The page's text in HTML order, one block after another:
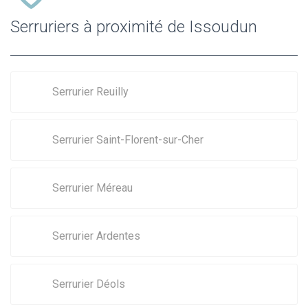
Serruriers à proximité de Issoudun
Serrurier Reuilly
Serrurier Saint-Florent-sur-Cher
Serrurier Méreau
Serrurier Ardentes
Serrurier Déols